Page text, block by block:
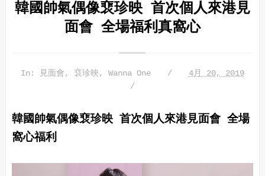
韓國帥氣偶像裵珍映 首次個人來港見
面會 全場福利真窩心
In: 見面會, 裵珍映, Wanna One 4月 20, 2019
韓國帥氣偶像裵珍映 首次個人來港見面會 全場
窩心福利